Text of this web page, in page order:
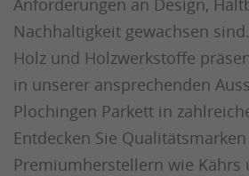
Anforderungen an Design,
Nachhaltigkeit gewachsen
Holz und Holzwerkstoffe
in unserer ansprechenden
Plochingen Parkett in
Entdecken Sie
Premiumherstellern wie Kährs